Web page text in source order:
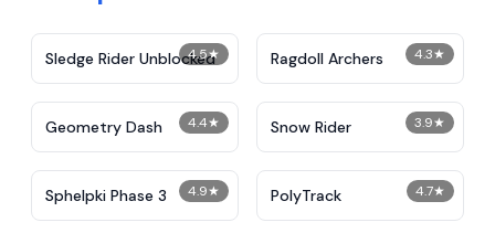
4.5★
Sledge Rider Unblocked 4.3★
Ragdoll Archers
4.4★
Geometry Dash 3.9★
Snow Rider
4.9★
Sphelpki Phase 3 4.7★
PolyTrack